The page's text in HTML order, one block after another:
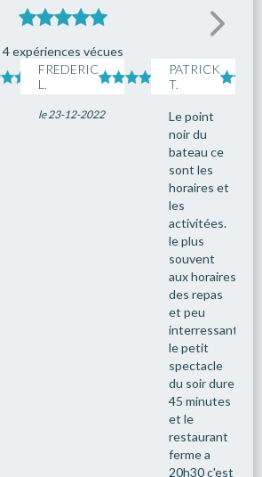
--:--
4 expériences vécues
FREDERIC
L.
le 23-12-2022
PATRICK
T.
Le point
noir du
bateau ce
sont les
horaires et
les
activitées.
le plus
souvent
aux horaires
des repas
et peu
interressantes.
le petit
spectacle
du soir dure
45 minutes
et le
restaurant
ferme a
20h30 c'est